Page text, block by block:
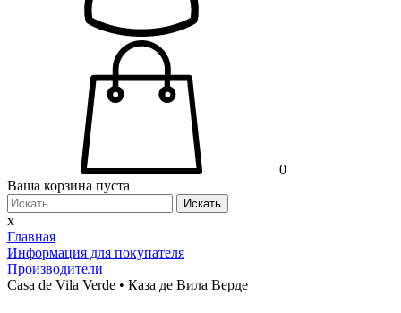
0
Ваша корзина пуста
Искать
x
Главная
Информация для покупателя
Производители
Casa de Vila Verde • Каза де Вила Верде